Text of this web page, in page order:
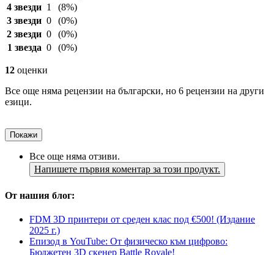
4 звезди 1
(8%)
3 звезди 0
(0%)
2 звезди 0
(0%)
1 звезда 0 (0%)
12 оценки
Все още няма рецензии на български, но 6 рецензии на други
езици.
Покажи
Все още няма отзиви.
Напишете първия коментар за този продукт.
От нашия блог:
FDM 3D принтери от среден клас под €500! (Издание
2025 г.)
Епизод в YouTube: От физическо към цифрово:
Бюджетен 3D скенер Battle Royale!